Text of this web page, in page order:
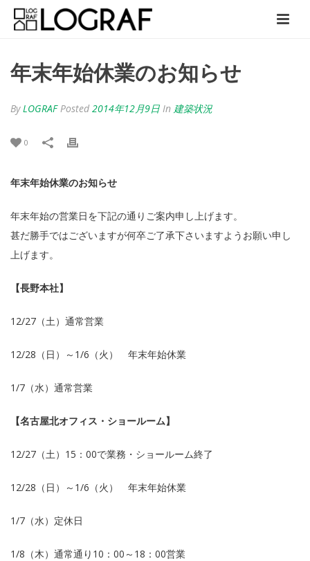
年末年始休業のお知らせ
ByLOGRAF Posted 2014年12月9日 In 建築状況
0
年末年始休業のお知らせ
年末年始の営業日を下記の通りご案内申し上げます。
甚だ勝手ではございますが何卒ご了承下さいますようお願い申し
上げます。
【長野本社】
12/27（土）通常営業
12/28（日）～1/6（火） 年末年始休業
1/7（水）通常営業
【名古屋北オフィス・ショールーム】
12/27（土）15：00で業務・ショールーム終了
12/28（日）～1/6（火） 年末年始休業
1/7（水）定休日
1/8（木）通常通り10：00～18：00営業